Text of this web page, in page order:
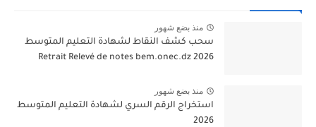
منذ بضع شهور
سحب كشف النقاط لشهادة التعليم المتوسط
2026 Retrait Relevé de notes bem.onec.dz
منذ بضع شهور
استخراج الرقم السري لشهادة التعليم المتوسط
2026